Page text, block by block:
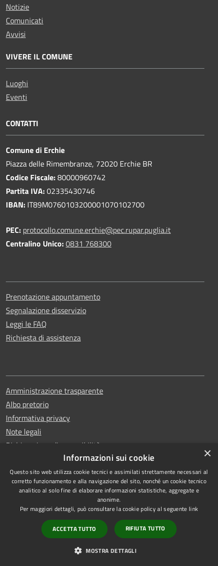
Notizie
Comunicati
Avvisi
VIVERE IL COMUNE
Luoghi
Eventi
CONTATTI
Comune di Erchie
Piazza delle Rimembranze, 72020 Erchie BR
Codice Fiscale:80000960742
Partita IVA:02335430746
IBAN: IT89M0760103200001070102700
PEC: protocollo.comune.erchie@pec.rupar.puglia.it
Centralino Unico:0831 768300
Prenotazione appuntamento
Segnalazione disservizio
Leggi le FAQ
Richiesta di assistenza
Amministrazione trasparente
Albo pretorio
Informativa privacy
Note legali
Dichiarazione di accessibilità
RSS
Accessibilità
Copyright © 2026 • Comune di
Erchie • Powered by
Municipium•Accesso
redazione
×
Informazioni sui cookie
Questo sito web utilizza cookie tecnici e assimilati strettamente necessari al
corretto funzionamento e alla navigazione del sito, nonché un cookie tecnico
analitico al solo fine di elaborare informazioni statistiche, aggregate e
anonime.
Per maggiori dettagli, può consultare la cookie policy al seguente link
ACCETTA TUTTO RIFIUTA TUTTO
MOSTRA DETTAGLI